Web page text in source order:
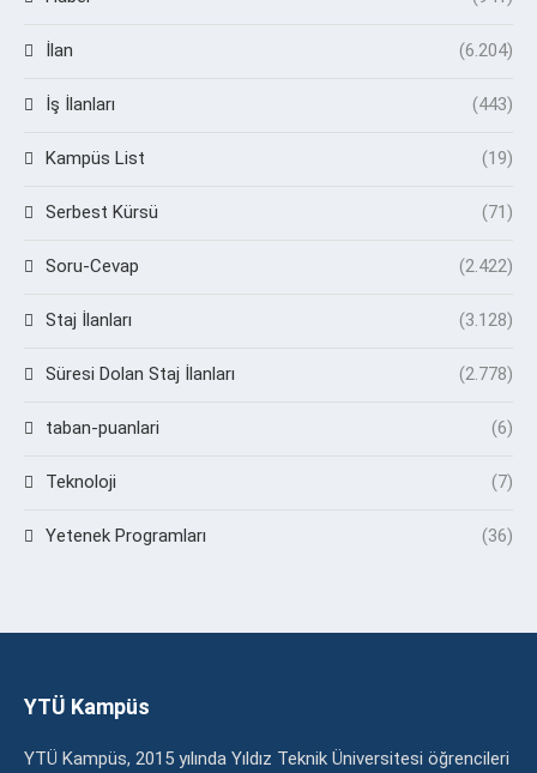
İlan (6.204)
İş İlanları (443)
Kampüs List (19)
Serbest Kürsü (71)
Soru-Cevap (2.422)
Staj İlanları (3.128)
Süresi Dolan Staj İlanları (2.778)
taban-puanlari (6)
Teknoloji (7)
Yetenek Programları (36)
YTÜ Kampüs
YTÜ Kampüs, 2015 yılında Yıldız Teknik Üniversitesi öğrencileri